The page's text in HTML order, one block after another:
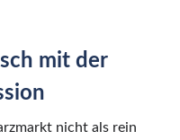
mit der
nicht als rein